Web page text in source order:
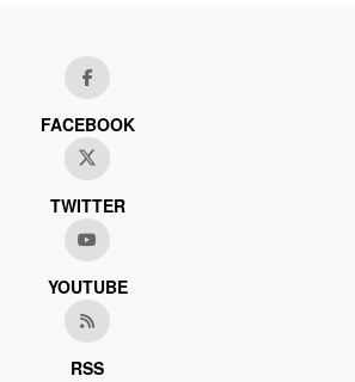
FACEBOOK
TWITTER
YOUTUBE
RSS